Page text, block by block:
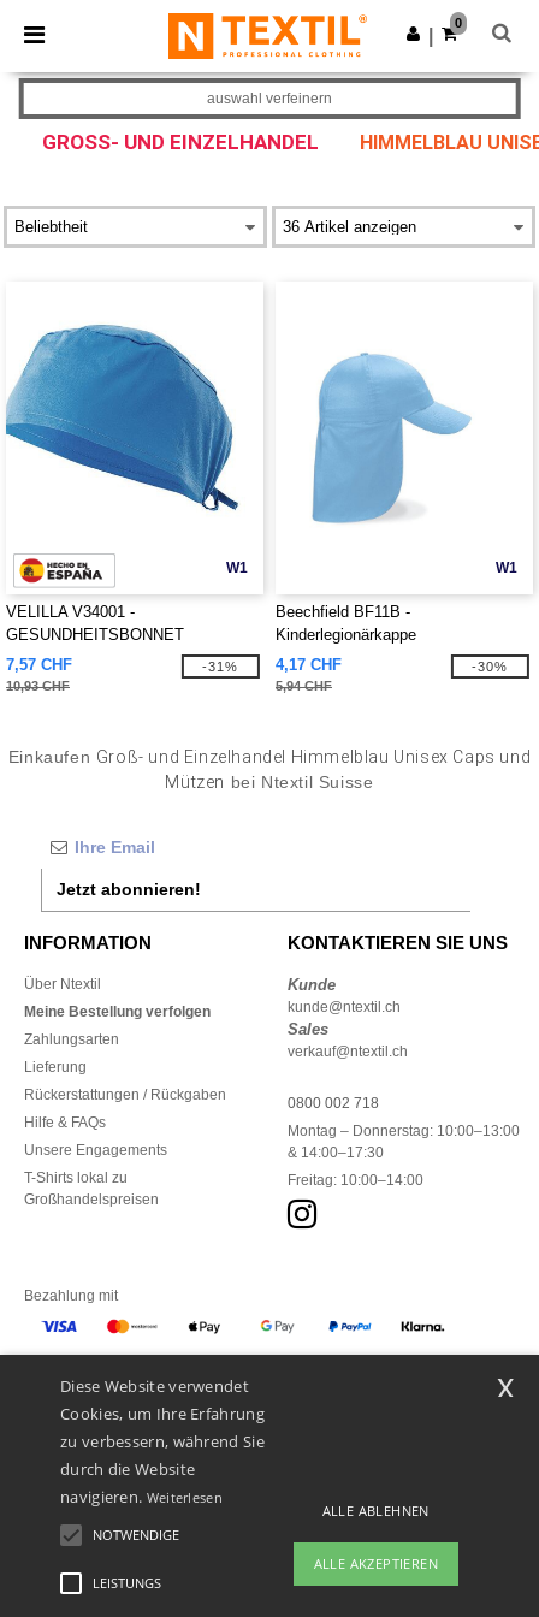
× Ntextil App
Bessere Preise in der App!
App holen
0
GROSS- UND EINZELHANDEL HIMMELBLAU
auswahl verfeinern
W1
VELILLA V34001 -
GESUNDHEITSBONNET
7,57 CHF
10,93 CHF
-31%
W1
Beechfield BF11B -
Kinderlegionärkappe
4,17 CHF
5,94 CHF
-30%
Einkaufen Groß- und Einzelhandel Himmelblau Unisex Caps und
Mützen bei Ntextil Suisse
Jetzt abonnieren!
INFORMATION
Über Ntextil
Meine Bestellung verfolgen
Zahlungsarten
Lieferung
Rückerstattungen / Rückgaben
Hilfe & FAQs
Unsere Engagements
T-Shirts lokal zu
Großhandelspreisen
KONTAKTIEREN SIE UNS
Kunde
kunde@ntextil.ch
Sales
verkauf@ntextil.ch
0800 002 718
Montag – Donnerstag: 10:00–13:00
& 14:00–17:30
Freitag: 10:00–14:00
Bezahlung mit
Unsere Paketzusteller
Diese Website verwendet
Cookies, um Ihre Erfahrung
zu verbessern, während Sie
durch die Website
navigieren. Weiterlesen
NOTWENDIGE
LEISTUNGS
ALLE ABLEHNEN
ALLE AKZEPTIEREN
x